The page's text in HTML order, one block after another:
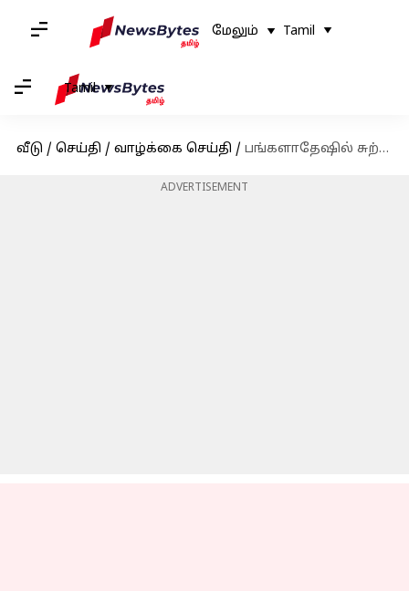
மேலும் Tamil
Tamil
வீடு / செய்தி / வாழ்க்கை செய்தி / பங்களாதேஷில் சுற்றுலா செல்லும்போது, இந்த தவறுகளைத் தவிர்க்கவும்
ADVERTISEMENT